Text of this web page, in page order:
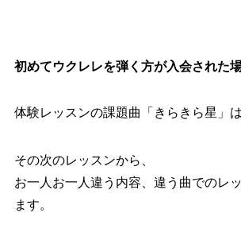
初めてウクレレを弾く方が入会された
体験レッスンの課題曲「きらきら星」
その次のレッスンから、
お一人お一人違う内容、違う曲でのレ
ます。